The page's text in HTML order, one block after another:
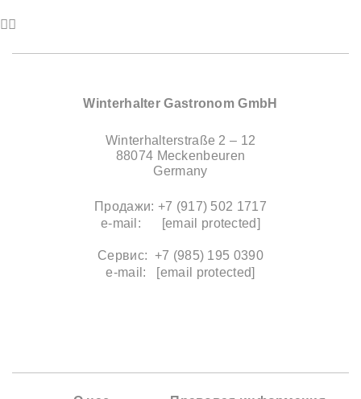
Winterhalter Gastronom GmbH
Winterhalterstraße 2 – 12
88074 Meckenbeuren
Germany
Продажи: +7 (917) 502 1717
e-mail:
[email protected]
Сервис: +7 (985) 195 0390
e-mail: [email protected]